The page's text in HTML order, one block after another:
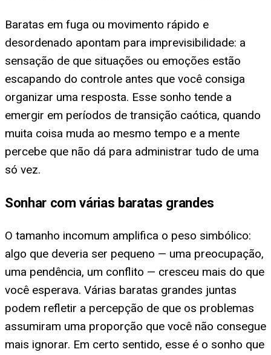
Baratas em fuga ou movimento rápido e
desordenado apontam para imprevisibilidade: a
sensação de que situações ou emoções estão
escapando do controle antes que você consiga
organizar uma resposta. Esse sonho tende a
emergir em períodos de transição caótica, quando
muita coisa muda ao mesmo tempo e a mente
percebe que não dá para administrar tudo de uma
só vez.
Sonhar com várias baratas grandes
O tamanho incomum amplifica o peso simbólico:
algo que deveria ser pequeno — uma preocupação,
uma pendência, um conflito — cresceu mais do que
você esperava. Várias baratas grandes juntas
podem refletir a percepção de que os problemas
assumiram uma proporção que você não consegue
mais ignorar. Em certo sentido, esse é o sonho que